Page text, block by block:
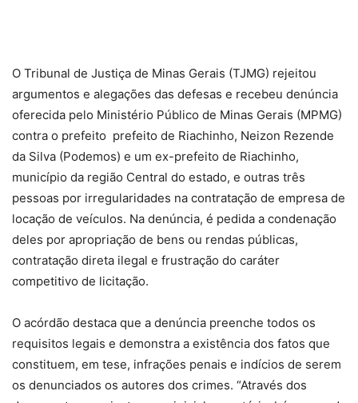
O Tribunal de Justiça de Minas Gerais (TJMG) rejeitou
argumentos e alegações das defesas e recebeu denúncia
oferecida pelo Ministério Público de Minas Gerais (MPMG)
contra o prefeito prefeito de Riachinho, Neizon Rezende
da Silva (Podemos) e um ex-prefeito de Riachinho,
município da região Central do estado, e outras três
pessoas por irregularidades na contratação de empresa de
locação de veículos. Na denúncia, é pedida a condenação
deles por apropriação de bens ou rendas públicas,
contratação direta ilegal e frustração do caráter
competitivo de licitação.
O acórdão destaca que a denúncia preenche todos os
requisitos legais e demonstra a existência dos fatos que
constituem, em tese, infrações penais e indícios de serem
os denunciados os autores dos crimes. “Através dos